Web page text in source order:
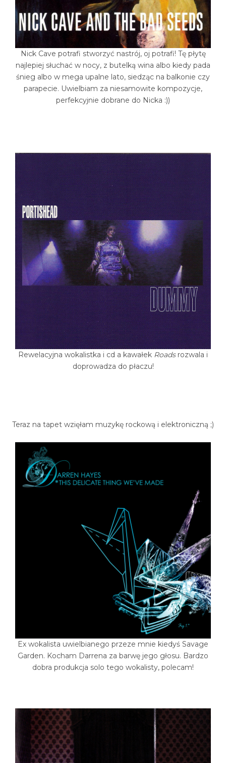
Nick Cave potrafi stworzyć nastrój, oj potrafi! Tę płytę
najlepiej słuchać w nocy, z butelką wina albo kiedy pada
śnieg albo w mega upalne lato, siedząc na balkonie czy
parapecie. Uwielbiam za niesamowite kompozycje,
perfekcyjnie dobrane do Nicka :))
Rewelacyjna wokalistka i cd a kawałek Roadsrozwala i
doprowadza do płaczu!
Teraz na tapet wzięłam muzykę rockową i elektroniczną ;)
Ex wokalista uwielbianego przeze mnie kiedyś Savage
Garden. Kocham Darrena za barwę jego głosu. Bardzo
dobra produkcja solo tego wokalisty, polecam!